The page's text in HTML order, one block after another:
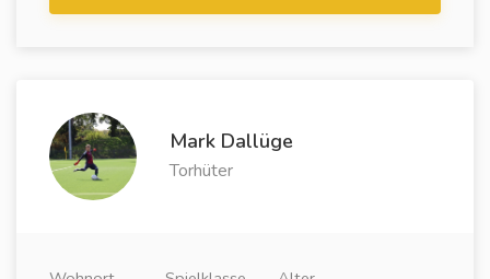
Mark Dallüge
Torhüter